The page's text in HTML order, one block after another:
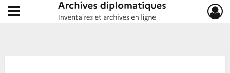
Archives diplomatiques
Ouvrir le menu déroulant